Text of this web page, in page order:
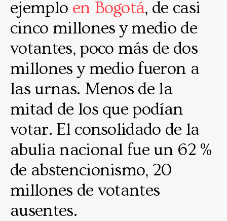
ejemplo en Bogotá, de casi
cinco millones y medio de
votantes, poco más de dos
millones y medio fueron a
las urnas. Menos de la
mitad de los que podían
votar. El consolidado de la
abulia nacional fue un 62 %
de abstencionismo, 20
millones de votantes
ausentes.